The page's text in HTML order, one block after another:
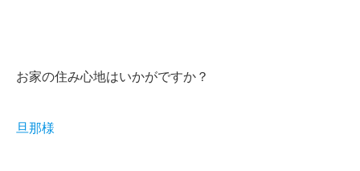
お家の住み心地はいかがですか？
旦那様